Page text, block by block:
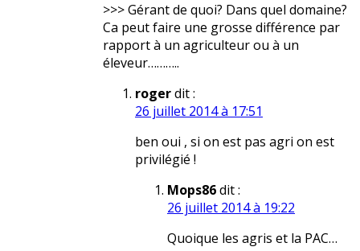
>>> Gérant de quoi? Dans quel domaine?
Ca peut faire une grosse différence par
rapport à un agriculteur ou à un
éleveur………..
rogerdit :
26 juillet 2014 à 17:51
ben oui , si on est pas agri on est
privilégié !
Mops86dit :
26 juillet 2014 à 19:22
Quoique les agris et la PAC…